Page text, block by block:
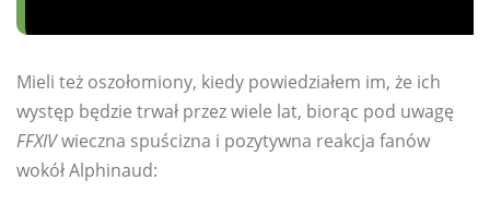
Mieli też oszołomiony, kiedy powiedziałem im, że ich
występ będzie trwał przez wiele lat, biorąc pod uwagę
FFXIVwieczna spuścizna i pozytywna reakcja fanów
wokół Alphinaud: